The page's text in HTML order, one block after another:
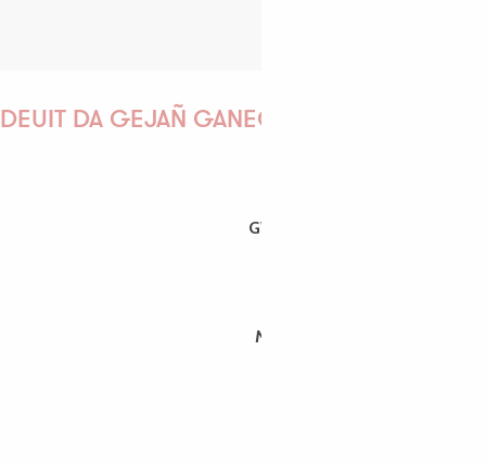
DEUIT DA GEJAÑ GANEOMP !
GWENAËLLE
MORGANE